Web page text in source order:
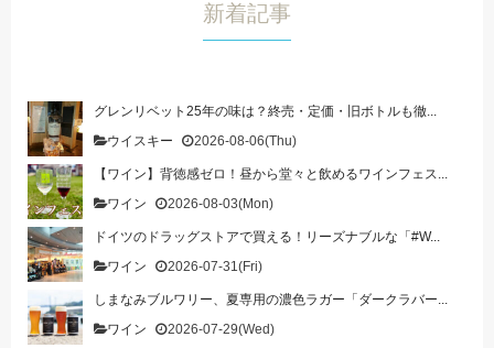
新着記事
グレンリベット25年の味は？終売・定価・旧ボトルも徹...
ウイスキー
2026-08-06(Thu)
【ワイン】背徳感ゼロ！昼から堂々と飲めるワインフェス...
ワイン
2026-08-03(Mon)
ドイツのドラッグストアで買える！リーズナブルな「#W...
ワイン
2026-07-31(Fri)
しまなみブルワリー、夏専用の濃色ラガー「ダークラバー...
ワイン
2026-07-29(Wed)